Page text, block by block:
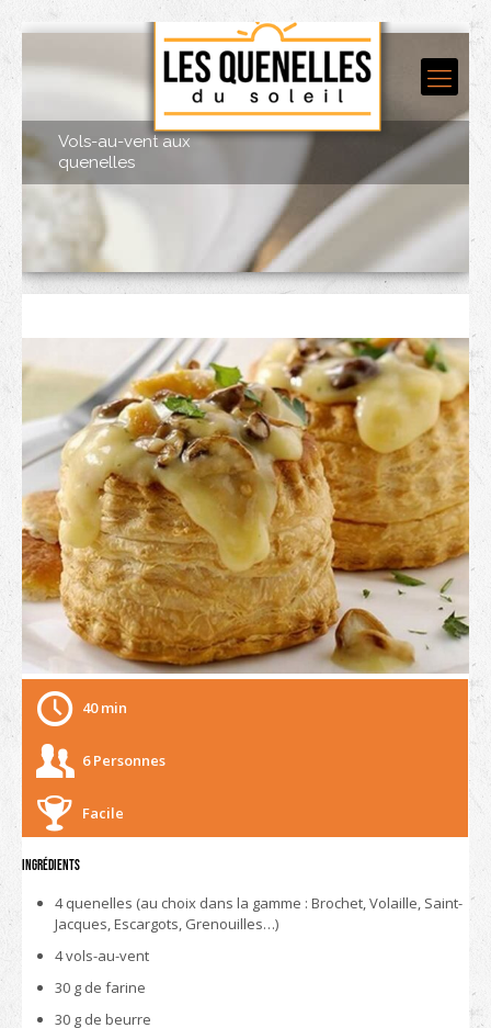
Vols-au-vent aux
quenelles
40 min
6 Personnes
Facile
Ingrédients
4 quenelles (au choix dans la gamme : Brochet, Volaille, Saint-
Jacques, Escargots, Grenouilles…)
4 vols-au-vent
30 g de farine
30 g de beurre